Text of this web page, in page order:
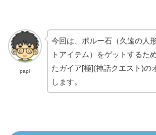
papi
今回は、ポルー石（久遠の人
トアイテム）をゲットするた
たガイア[極](神話クエスト)の
します。